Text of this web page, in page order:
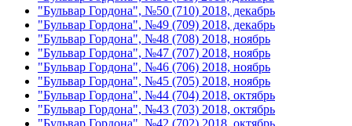
"Бульвар Гордона", №50 (710) 2018, декабрь
"Бульвар Гордона", №49 (709) 2018, декабрь
"Бульвар Гордона", №48 (708) 2018, ноябрь
"Бульвар Гордона", №47 (707) 2018, ноябрь
"Бульвар Гордона", №46 (706) 2018, ноябрь
"Бульвар Гордона", №45 (705) 2018, ноябрь
"Бульвар Гордона", №44 (704) 2018, октябрь
"Бульвар Гордона", №43 (703) 2018, октябрь
"Бульвар Гордона", №42 (702) 2018, октябрь